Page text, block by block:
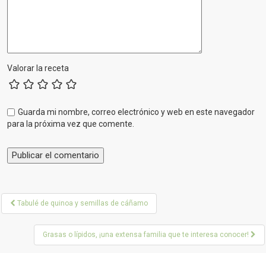
Valorar la receta
Guarda mi nombre, correo electrónico y web en este navegador
para la próxima vez que comente.
P
Tabulé de quinoa y semillas de cáñamo
Grasas o lípidos, ¡una extensa familia que te interesa conocer!